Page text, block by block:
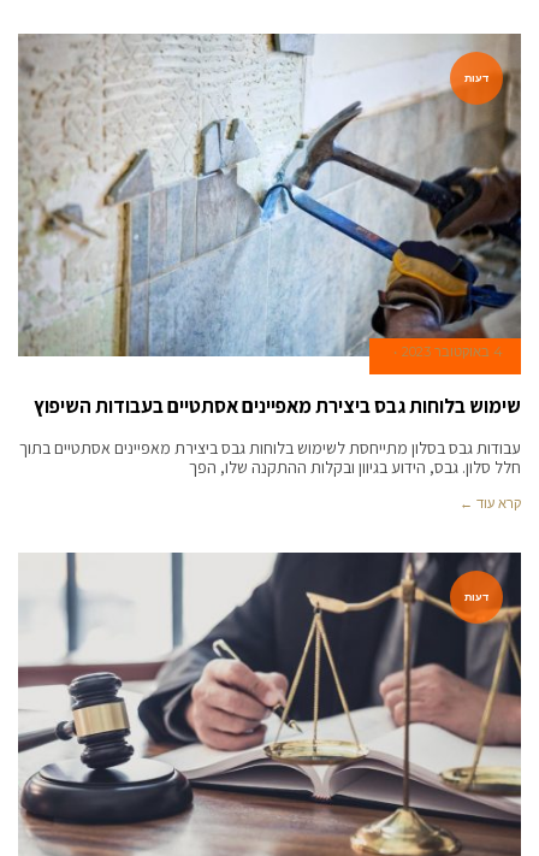
דעות
4 באוקטובר 2023
שימוש בלוחות גבס ביצירת מאפיינים אסתטיים בעבודות השיפוץ
עבודות גבס בסלון מתייחסת לשימוש בלוחות גבס ביצירת מאפיינים אסתטיים בתוך
חלל סלון. גבס, הידוע בגיוון ובקלות ההתקנה שלו, הפך
קרא עוד ←
דעות